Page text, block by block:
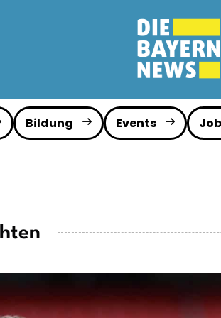
Bildung Events